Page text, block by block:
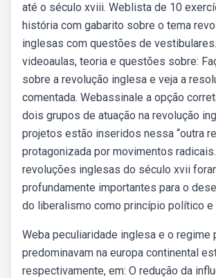
até o século xviii. Weblista de 10
história com gabarito sobre o tema
inglesas com questões de
videoaulas, teoria e questões sobre:
sobre a revolução inglesa e veja a
comentada. Webassinale a opção
dois grupos de atuação na revolução
projetos estão inseridos nessa “outra
protagonizada por movimentos
revoluções inglesas do século xvii
profundamente importantes para o
do liberalismo como princípio político e
Weba peculiaridade inglesa e o regime
predominavam na europa continental
respectivamente, em: O redução da